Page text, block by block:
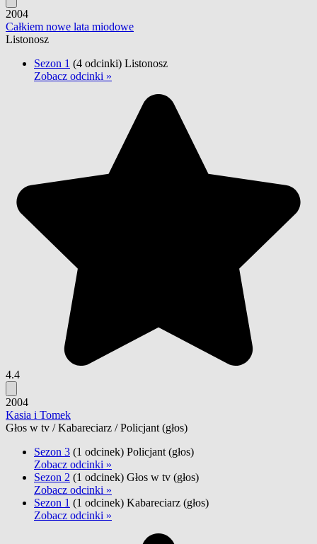
2004
Całkiem nowe lata miodowe
Listonosz
Sezon 1 (4 odcinki) Listonosz
Zobacz odcinki »
4.4
2004
Kasia i Tomek
Głos w tv / Kabareciarz / Policjant (głos)
Sezon 3 (1 odcinek) Policjant (głos)
Zobacz odcinki »
Sezon 2 (1 odcinek) Głos w tv (głos)
Zobacz odcinki »
Sezon 1 (1 odcinek) Kabareciarz (głos)
Zobacz odcinki »